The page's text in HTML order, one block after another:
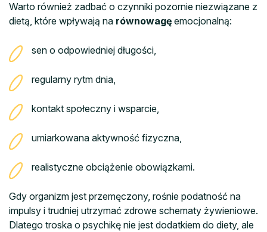
Warto również zadbać o czynniki pozornie niezwiązane z
dietą, które wpływają na równowagę emocjonalną:
sen o odpowiedniej długości,
regularny rytm dnia,
kontakt społeczny i wsparcie,
umiarkowana aktywność fizyczna,
realistyczne obciążenie obowiązkami.
Gdy organizm jest przemęczony, rośnie podatność na
impulsy i trudniej utrzymać zdrowe schematy żywieniowe.
Dlatego troska o psychikę nie jest dodatkiem do diety, ale